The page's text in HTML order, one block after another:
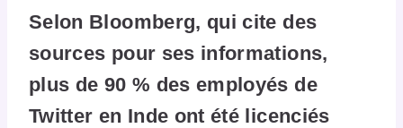
Selon Bloomberg, qui cite des
sources pour ses informations,
plus de 90 % des employés de
Twitter en Inde ont été licenciés